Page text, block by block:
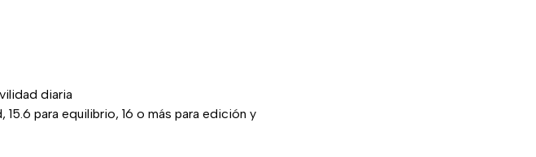
diaria
15.6 para equilibrio, 16 o más para edición y